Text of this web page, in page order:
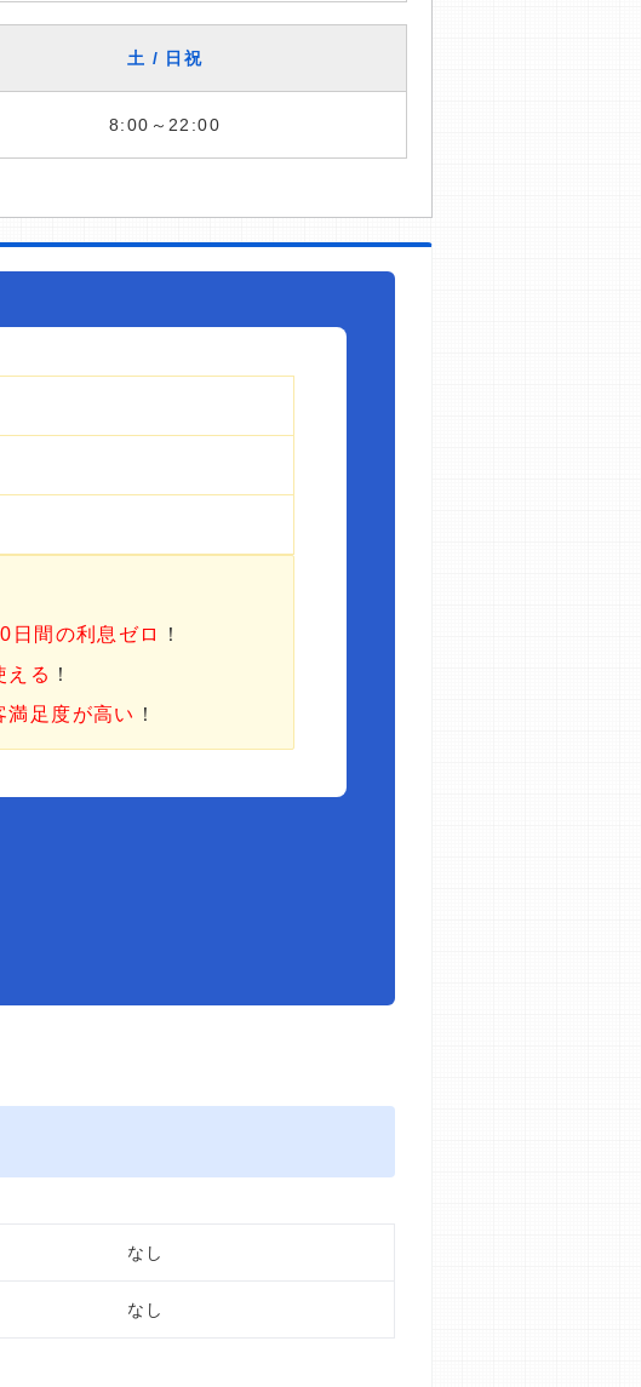
土 / 日祝
8:00～22:00
日間の利息ゼロ
！
える ！
満足度が高い ！
なし
なし